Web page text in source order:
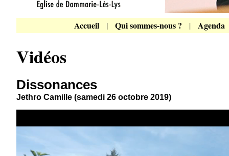
Accueil| Qui sommes-nous ? | Agenda
Vidéos
Dissonances
Jethro Camille (samedi 26 octobre 2019)